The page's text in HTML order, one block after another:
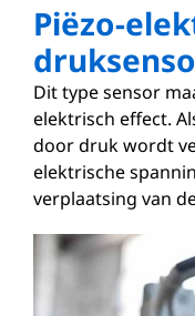
Piëzo-
Dit type sensor
elektrisch effect.
door druk wordt
elektrische
verplaatsing van